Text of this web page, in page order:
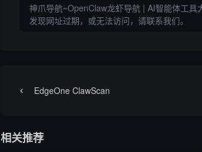
神爪导航~OpenClaw龙虾导航 | AI智能体工具
发现网址过期，或无法访问，请联系我们。
EdgeOne ClawScan
相关推荐